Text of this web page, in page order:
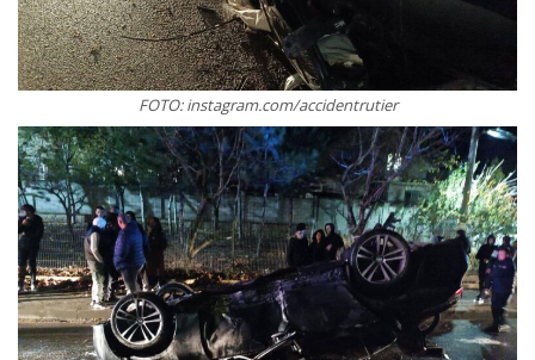
FOTO: instagram.com/accidentrutier